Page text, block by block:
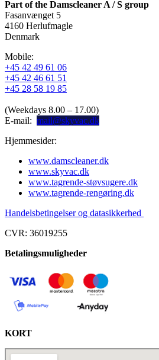
Part of the Damscleaner A / S group
Fasanvænget 5
4160 Herlufmagle
Denmark
Mobile:
+45 42 49 61 06
+45 42 46 61 51
+45 28 58 19 85
(Weekdays 8.00 – 17.00)
E-mail: mail@skyvac.dk
Hjemmesider:
www.damscleaner.dk
www.skyvac.dk
www.tagrende-støvsugere.dk
www.tagrende-rengøring.dk
Handelsbetingelser og datasikkerhed
CVR: 36019255
Betalingsmuligheder
KORT